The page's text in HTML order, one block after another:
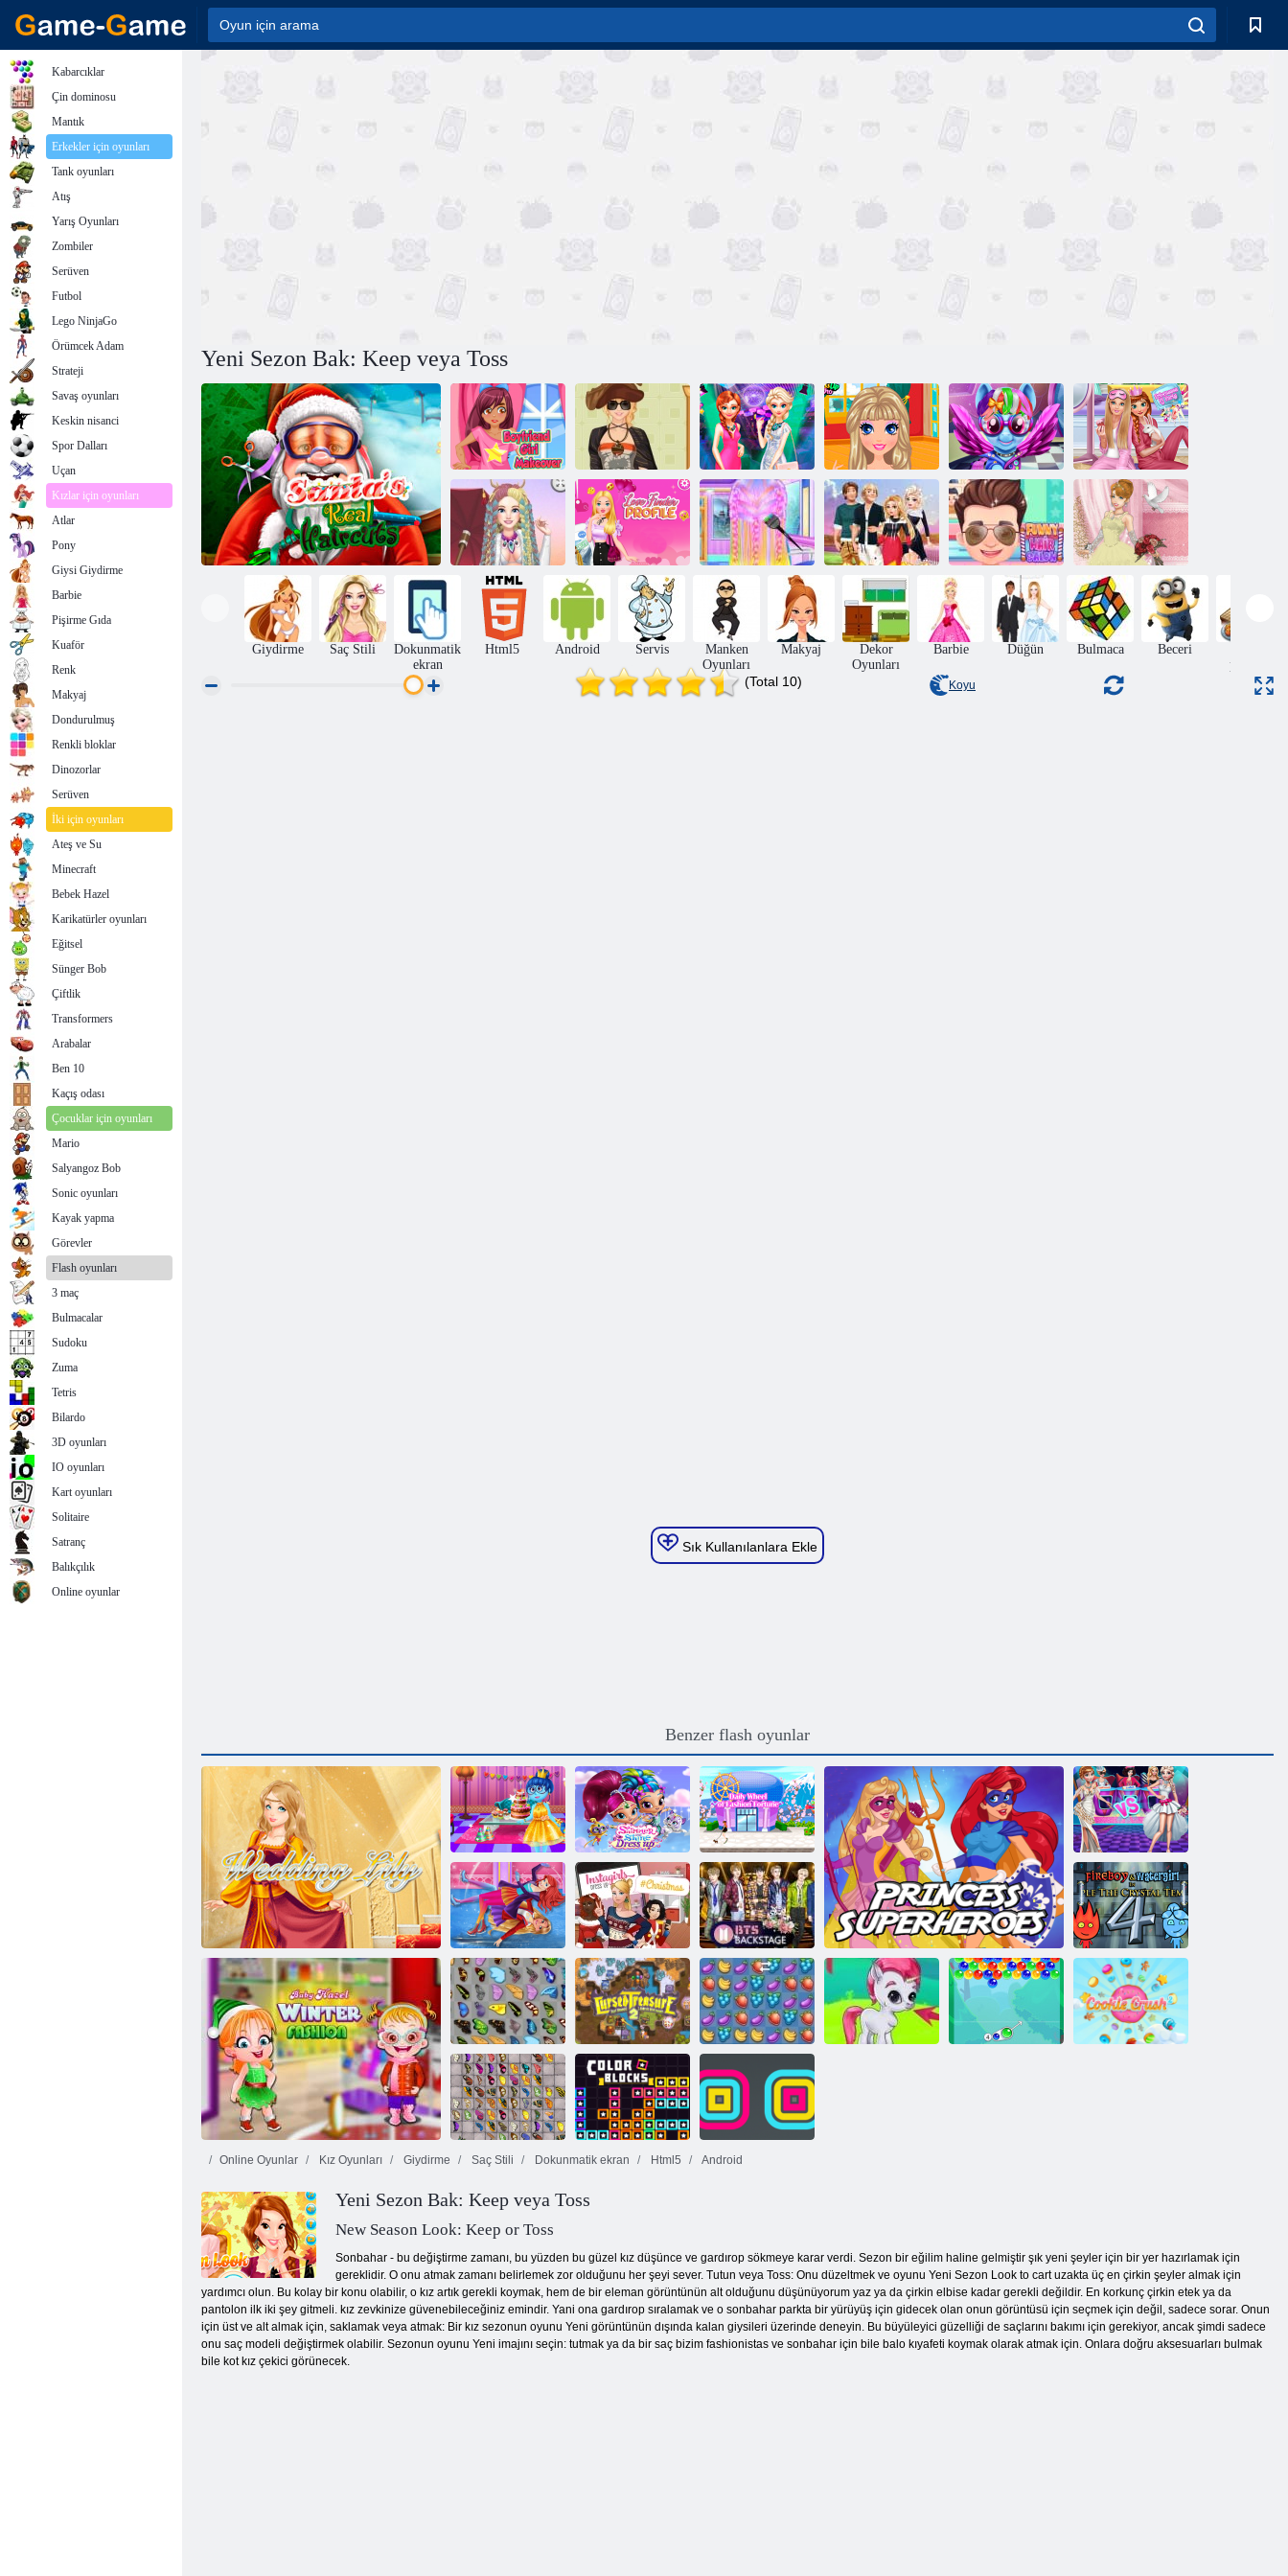
Yeni Sezon Bak: Keep veya Toss
Boyfriend Kız
Makyajı
Askeri Stil Hafta
Kızkardeşler
gece dışarı
Kalp ponponları
Gökkuşağı
midilli gerçek
saç kesimleri
Prensesler pj
parti
Yanan adam saç
modelleri
Aşk Bulucu
Profili
Ariel Yeni Yıl
Yeni Saç
Modelleri
Anında Eşleşme Komik Kuaför Düğün Lily 2
Giydirme Saç Stili
Dokunmatik
ekran
Html5 Android Servis
Manken
Oyunları
Makyaj
Dekor
Oyunları
Barbie Düğün Bulmaca Beceri
pişirme
(Total 10) Koyu
Sık Kullanılanlara Ekle
Benzer flash oyunlar
Düğün Zambak
Doğum Günü
Partisi İçinde
Parlatıcı ve
Parlatıcı Giydir
Alışverişkoliği:
Tokyo
Moda savaş
Kış Buz Pateni
InstaGirls Noel
Giydir
Bebek Hazel Kış Modası
BTS Sahne
Arkası
Ateş ve Su 4
Kelebek Kyodai Lanetli Hazine 2 Fruit Crush
Kelebek Kyodai
HD
Online Oyunlar Kız Oyunları Giydirme Saç Stili Dokunmatik ekran Html5 Android
Yeni Sezon Bak: Keep veya Toss
New Season Look: Keep or Toss
Sonbahar - bu değiştirme zamanı, bu yüzden bu güzel kız düşünce ve gardırop sökmeye karar verdi. Sezon bir eğilim haline gelmiştir şık yeni şeyler için bir yer hazırlamak için
gereklidir. O onu atmak zamanı belirlemek zor olduğunu her şeyi sever. Tutun veya Toss: Onu düzeltmek ve oyunu Yeni Sezon Look to cart uzakta üç en çirkin şeyler almak için
yardımcı olun. Bu kolay bir konu olabilir, o kız artık gerekli koymak, hem de bir eleman görüntünün alt olduğunu düşünüyorum yaz ya da çirkin elbise kadar gerekli değildir. En korkunç çirkin etek ya da
pantolon ilk iki şey gitmeli. kız zevkinize güvenebileceğiniz emindir. Yani ona gardırop sıralamak ve o sonbahar parkta bir yürüyüş için gidecek olan onun görüntüsü için seçmek için değil, sadece sorar. Onun
için üst ve alt almak için, saklamak veya atmak: Bir kız sezonun oyunu Yeni görüntünün dışında kalan giysileri üzerinde deneyin. Bu büyüleyici güzelliği de saçlarını bakımı için gerekiyor, ancak şimdi sadece
onu saç modeli değiştirmek olabilir. Sezonun oyunu Yeni imajını seçin: tutmak ya da bir saç bizim fashionistas ve sonbahar için bile balo kıyafeti koymak olarak atmak için. Onlara doğru aksesuarları bulmak
bile kot kız çekici görünecek.
Kabarcıklar
Çin dominosu
Mantık
Erkekler için oyunları
Tank oyunları
Atış
Yarış Oyunları
Zombiler
Serüven
Futbol
Lego NinjaGo
Örümcek Adam
Strateji
Savaş oyunları
Keskin nisanci
Spor Dalları
Uçan
Kızlar için oyunları
Atlar
Pony
Giysi Giydirme
Barbie
Pişirme Gıda
Kuaför
Renk
Makyaj
Dondurulmuş
Renkli bloklar
Dinozorlar
Serüven
İki için oyunları
Ateş ve Su
Minecraft
Bebek Hazel
Karikatürler oyunları
Eğitsel
Sünger Bob
Çiftlik
Transformers
Arabalar
Ben 10
Kaçış odası
Çocuklar için oyunları
Mario
Salyangoz Bob
Sonic oyunları
Kayak yapma
Görevler
Flash oyunları
3 maç
Bulmacalar
Sudoku
Zuma
Tetris
Bilardo
3D oyunları
IO oyunları
Kart oyunları
Solitaire
Satranç
Balıkçılık
Online oyunlar